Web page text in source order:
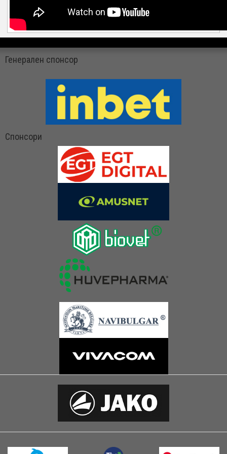
Генерален спонсор
Спонсори